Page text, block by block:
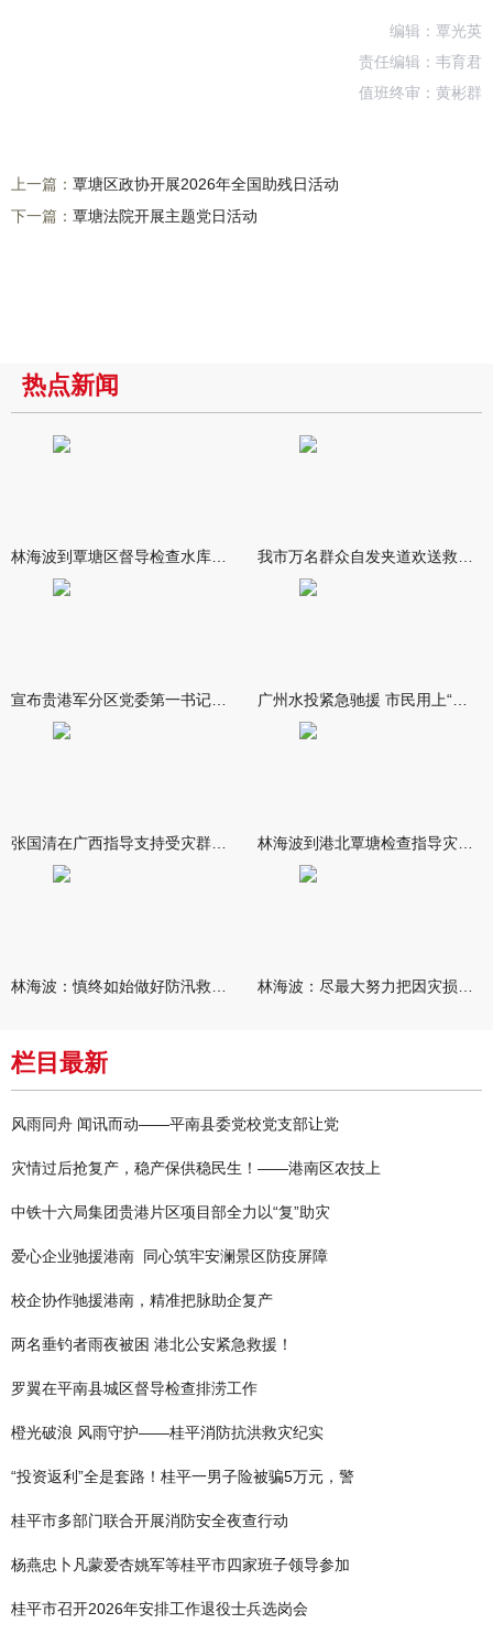
编辑：覃光英
责任编辑：韦育君
值班终审：黄彬群
上一篇： 覃塘区政协开展2026年全国助残日活动
下一篇： 覃塘法院开展主题党日活动
热点新闻
栏目最新
风雨同舟 闻讯而动——平南县委党校党支部让党
灾情过后抢复产，稳产保供稳民生！——港南区农技上
中铁十六局集团贵港片区项目部全力以“复”助灾
爱心企业驰援港南 同心筑牢安澜景区防疫屏障
校企协作驰援港南，精准把脉助企复产
两名垂钓者雨夜被困 港北公安紧急救援！
罗翼在平南县城区督导检查排涝工作
橙光破浪 风雨守护——桂平消防抗洪救灾纪实
“投资返利”全是套路！桂平一男子险被骗5万元，警
桂平市多部门联合开展消防安全夜查行动
杨燕忠卜凡蒙爱杏姚军等桂平市四家班子领导参加
桂平市召开2026年安排工作退役士兵选岗会